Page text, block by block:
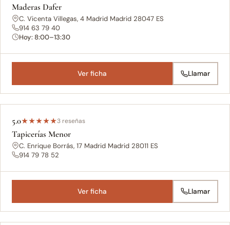
Maderas Dafer
C. Vicenta Villegas, 4 Madrid Madrid 28047 ES
914 63 79 40
Hoy: 8:00–13:30
Ver ficha Llamar
5.0★★★★★3 reseñas
Tapicerías Menor
C. Enrique Borrás, 17 Madrid Madrid 28011 ES
914 79 78 52
Ver ficha Llamar